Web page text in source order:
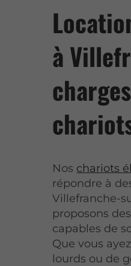
à
Nos chariots
répondre à
Villefranche-
proposons
capables de
Que vous
lourds ou de